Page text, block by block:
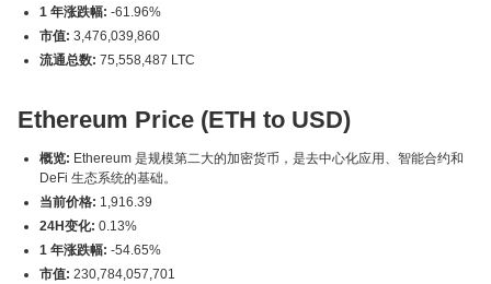
1 年涨跌幅: -61.96%
市值: 3,476,039,860
流通总数: 75,558,487 LTC
Ethereum Price (ETH to USD)
概览: Ethereum 是规模第二大的加密货币，是去中心化应用、智能合约和
DeFi 生态系统的基础。
当前价格: 1,916.39
24H变化: 0.13%
1 年涨跌幅: -54.65%
市值: 230,784,057,701